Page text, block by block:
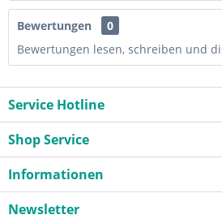
Bewertungen
0
Bewertungen lesen, schreiben und
Service Hotline
Shop Service
Informationen
Newsletter